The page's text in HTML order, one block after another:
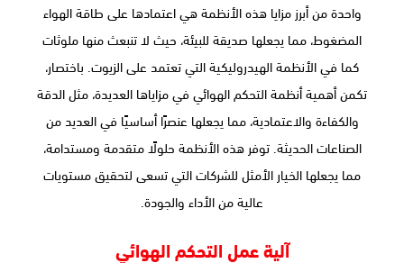
واحدة من أبرز مزايا هذه الأنظمة هي اعتمادها على طاقة الهواء
المضغوط، مما يجعلها صديقة للبيئة، حيث لا تنبعث منها ملوثات
كما في الأنظمة الهيدروليكية التي تعتمد على الزيوت. باختصار،
تكمن أهمية أنظمة التحكم الهوائي في مزاياها العديدة، مثل الدقة
والكفاءة والاعتمادية، مما يجعلها عنصرًا أساسيًا في العديد من
الصناعات الحديثة. توفر هذه الأنظمة حلولًا متقدمة ومستدامة،
مما يجعلها الخيار الأمثل للشركات التي تسعى لتحقيق مستويات
عالية من الأداء والجودة.
آلية عمل التحكم الهوائي